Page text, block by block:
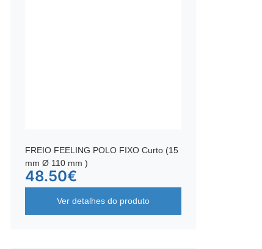
FREIO FEELING POLO FIXO Curto (15
mm Ø 110 mm )
48.50€
Ver detalhes do produto